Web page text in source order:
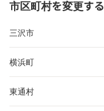
市区町村を変更する
三沢市
横浜町
東通村